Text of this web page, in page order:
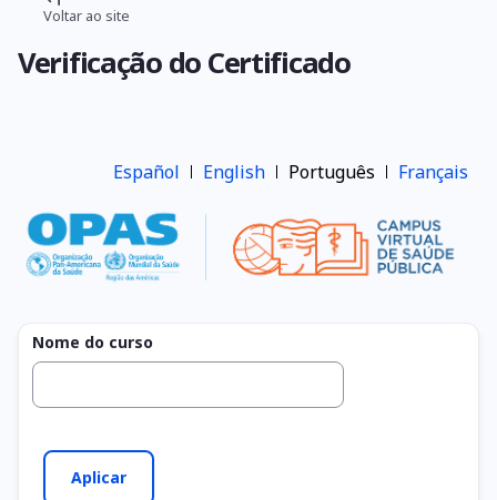
Pular
ode
Voltar ao site
Verificação do Certificado
Español English Português Français
Nome do curso